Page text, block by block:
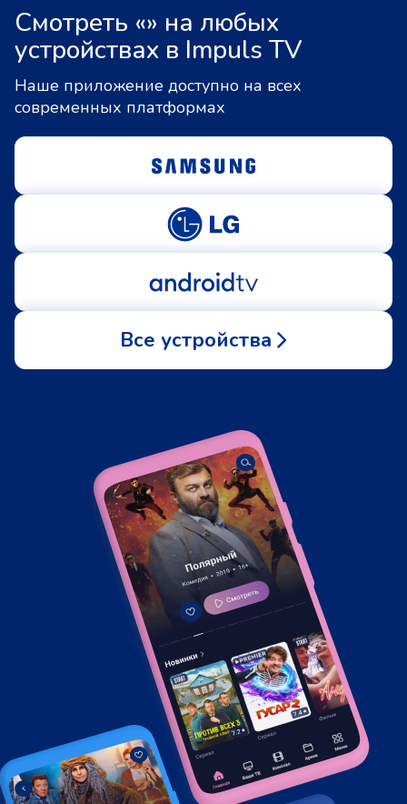
Смотреть «» на любых
устройствах в Impuls TV
Наше приложение доступно на всех
современных платформах
Все устройства